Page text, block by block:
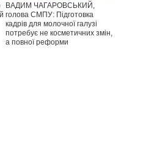
ВАДИМ ЧАГАРОВСЬКИЙ,
голова СМПУ: Підготовка
кадрів для молочної галузі
потребує не косметичних змін,
а повної реформи